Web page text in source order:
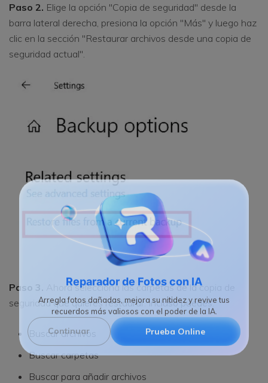
Reparador de Fotos con IA
Arregla fotos dañadas, mejora su nitidez y revive tus
recuerdos más valiosos con el poder de la IA.
Continuar Prueba Online
Paso 2. Elige la opción "Copia de seguridad" desde la
barra lateral derecha, presiona la opción "Más" y luego haz
clic en la sección "Restaurar archivos desde una copia de
seguridad actual".
Paso 3. Ahora selecciona las carpetas de la copia de
seguridad que quieres restaurar. Incluso puedes:
Buscar archivos
Buscar carpetas
Buscar para añadir archivos